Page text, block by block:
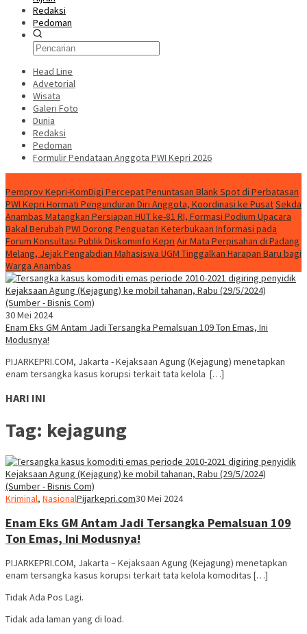
Redaksi
Pedoman
Head Line
Advetorial
Wisata
Galeri Foto
Dunia
Redaksi
Pedoman
Formulir Pendataan Anggota PWI Kepri 2026
Pemprov Kepri-KomDigi Percepat Penuntasan Blank Spot di Perbatasan
PWI Kepri Hormati Pengunduran Diri Anggota, Koordinasi ke PusatSekda
Anambas Matangkan Persiapan HUT ke-81 RI, Formasi Podium Upacara
Bakal Berubah PWI Dorong Penguatan Keterbukaan Informasi pada
Forum Konsultasi Publik Diskominfo Kepri Air Mata Perpisahan di Padang
Melang, Jejak Pengabdian Mahasiswa UGM Tinggalkan Harapan Baru bagi
Warga Anambas
30 Mei 2024
Enam Eks GM Antam Jadi Tersangka Pemalsuan 109 Ton Emas, Ini
Modusnya!
PIJARKEPRI.COM, Jakarta - Kejaksaan Agung (Kejagung) menetapkan
enam tersangka kasus korupsi terkait tata kelola […]
HARI INI
Tag: kejagung
Kriminal, NasionalPijarkepri.com30 Mei 2024
Enam Eks GM Antam Jadi Tersangka Pemalsuan 109
Ton Emas, Ini Modusnya!
PIJARKEPRI.COM, Jakarta – Kejaksaan Agung (Kejagung) menetapkan
enam tersangka kasus korupsi terkait tata kelola komoditas […]
Tidak Ada Pos Lagi.
Tidak ada laman yang di load.